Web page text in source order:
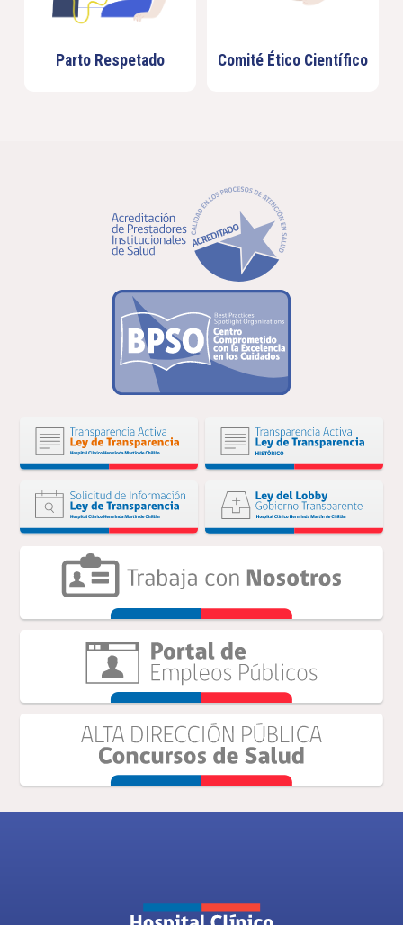
Parto Respetado Comité Ético Científico